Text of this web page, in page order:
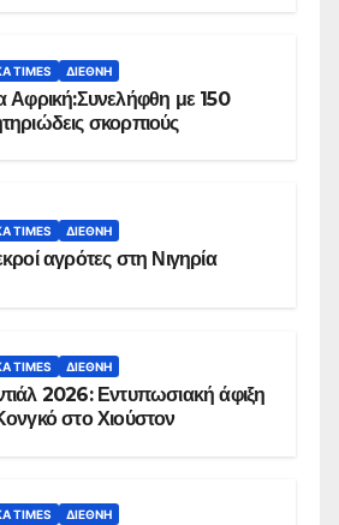
TIMES ΔΙΕΘΝΉ
Αφρική:Συνελήφθη με 150
σκορπιούς
TIMES ΔΙΕΘΝΉ
αγρότες στη Νιγηρία
TIMES ΔΙΕΘΝΉ
2026: Εντυπωσιακή άφιξη
στο Χιούστον
TIMES ΔΙΕΘΝΉ